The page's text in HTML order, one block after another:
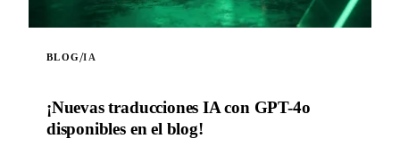
BLOG/IA
¡Nuevas traducciones IA con GPT-4o
disponibles en el blog!